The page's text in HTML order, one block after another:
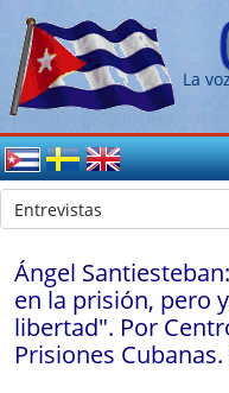
La
Ángel
en la prisión, pero
libertad". Por
Prisiones